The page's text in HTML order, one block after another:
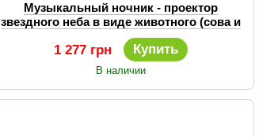
Музыкальный ночник - проектор
звездного неба в виде животного (сова и
другие), таймер, реагирует на плач
1 277 грн Купить
В наличии